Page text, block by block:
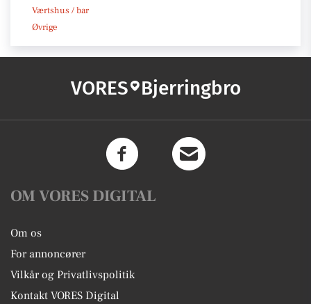
Værtshus / bar
Øvrige
VORES Bjerringbro
OM VORES DIGITAL
Om os
For annoncører
Vilkår og Privatlivspolitik
Kontakt VORES Digital